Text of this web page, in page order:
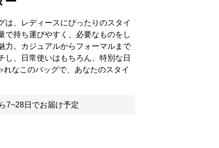
は、レディースにぴったりのスタイ
で持ち運びやすく、必要なものをし
力。カジュアルからフォーマルまで
し、日常使いはもちろん、特別な日
なこのバッグで、あなたのスタイ
7~28日でお届け予定